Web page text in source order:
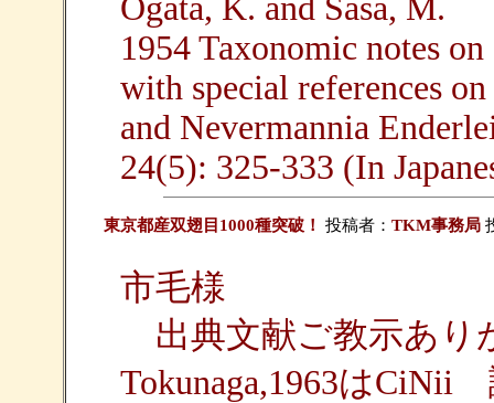
Ogata, K. and Sasa, M.
1954 Taxonomic notes
with special references
and Nevermannia
24(5): 325-333 (In
東京都産双翅目1000種突破！ 投稿者： TKM事務局
市毛様
出典文献ご教示あり
Tokunaga,1963はCiNii